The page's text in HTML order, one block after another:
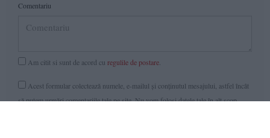
Comentariu
Am citit si sunt de acord cu regulile de postare.
Acest formular colectează numele, e-mailul şi conținutul mesajului, astfel încât
să putem urmări comentariile tale pe site. Nu vom folosi datele tale în alt scop.